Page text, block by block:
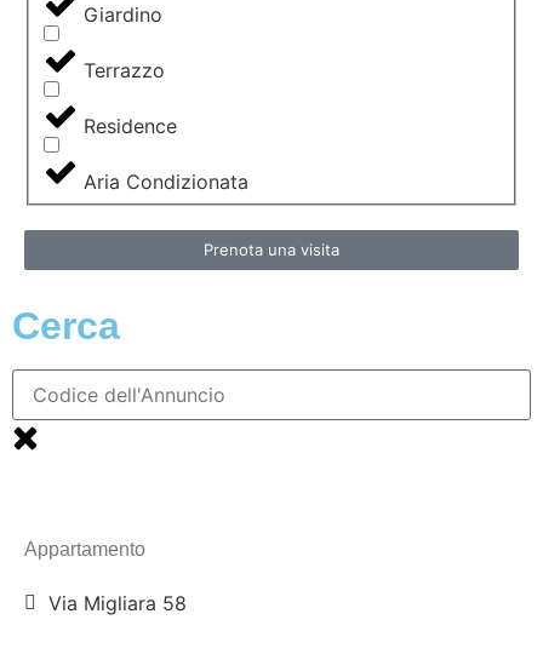
Giardino
Terrazzo
Residence
Aria Condizionata
Prenota una visita
Cerca
Appartamento
Via Migliara 58